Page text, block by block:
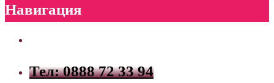
Навигация
Тел: 0888 72 33 94